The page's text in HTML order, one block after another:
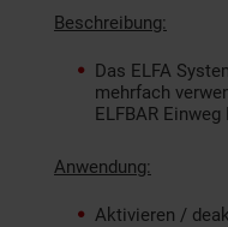
Beschreibung:
Das ELFA
mehrfach
ELFBAR
Anwendung:
Aktivieren /